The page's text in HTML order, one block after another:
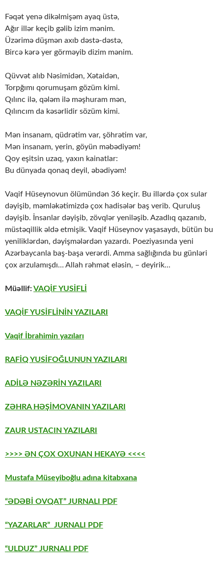
Fəqət yenə dikəlmişəm ayaq üstə,
Ağır illər keçib gəlib izim mənim.
Üzərimə düşmən axıb dəstə-dəstə,
Bircə kərə yer görməyib dizim mənim.
Qüvvət alıb Nəsimidən, Xətaidən,
Torpğımı qorumuşam gözüm kimi.
Qılınc ilə, qələm ilə məşhuram mən,
Qılıncım da kəsərlidir sözüm kimi.
Mən insanam, qüdrətim var, şöhrətim var,
Mən insanam, yerin, göyün məbədiyəm!
Qoy eşitsin uzaq, yaxın kainatlar:
Bu dünyada qonaq deyil, əbədiyəm!
Vaqif Hüseynovun ölümündən 36 keçir. Bu illərdə çox sular
dəyişib, məmləkətimizdə çox hadisələr baş verib. Quruluş
dəyişib. İnsanlar dəyişib, zövqlər yeniləşib. Azadlıq qazanıb,
müstəqillik əldə etmişik. Vaqif Hüseynov yaşasaydı, bütün bu
yeniliklərdən, dəyişmələrdən yazardı. Poeziyasında yeni
Azərbaycanla baş-başa verərdi. Amma sağlığında bu günləri
çox arzulamışdı… Allah rəhmət eləsin, – deyirik…
Müəllif:VAQİF YUSİFLİ
VAQİF YUSİFLİNİN YAZILARI
Vaqif İbrahimin yazıları
RAFİQ YUSİFOĞLUNUN YAZILARI
ADİLƏ NƏZƏRİN YAZILARI
ZƏHRA HƏŞİMOVANIN YAZILARI
ZAUR USTACIN YAZILARI
>>>> ƏN ÇOX OXUNAN HEKAYƏ <<<<
Mustafa Müseyiboğlu adına kitabxana
“ƏDƏBİ OVQAT” JURNALI PDF
“YAZARLAR” JURNALI PDF
“ULDUZ” JURNALI PDF